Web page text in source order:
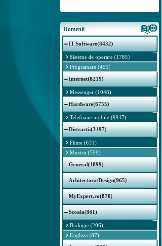
Domenii
IT Software(8432)
Sisteme de operare (1785)
Programare (451)
Internet(8219)
Messenger (1048)
Hardware(6755)
Telefoane mobile (9947)
Distractii(3197)
Filme (631)
Muzica (599)
General(1899)
Arhitectura/Design(965)
MyExpert.ro(870)
Scoala(861)
Biologie (206)
Engleza (87)